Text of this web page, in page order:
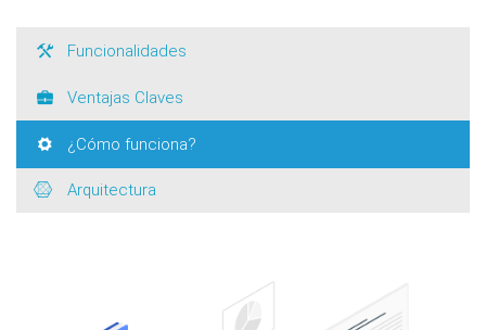
Funcionalidades
Ventajas Claves
¿Cómo funciona?
Arquitectura